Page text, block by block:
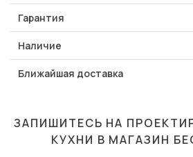
Гарантия
Наличие
Ближайшая доставка
ЗАПИШИТЕСЬ НА
КУХНИ В МАГАЗИН